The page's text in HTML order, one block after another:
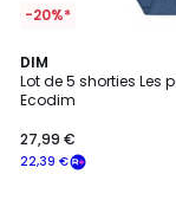
-20%*
DIM
Lot de 5 shorties Les
Ecodim
22,39 €
27,99 €
4,1
/ 5
3
Couleurs